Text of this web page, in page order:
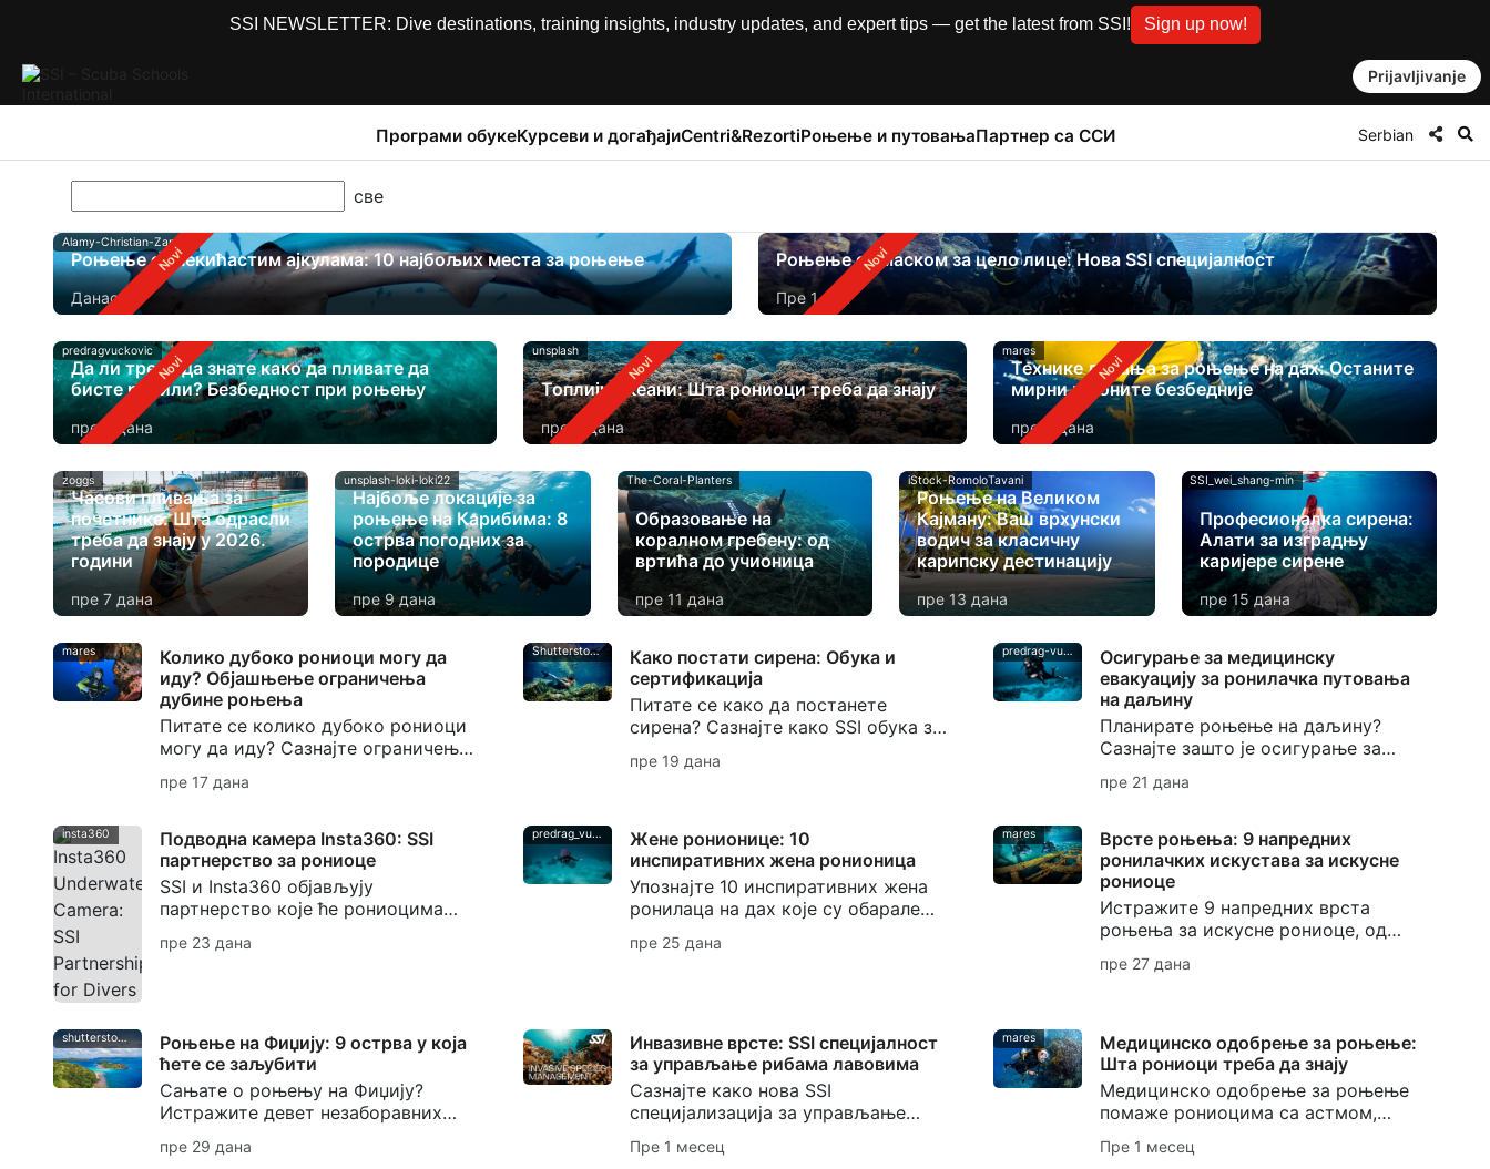
SSI NEWSLETTER: Dive destinations, training insights, industry updates, and expert tips — get the latest from SSI! Sign up now!
Prijavljivanje
Програми обукеКурсеви и догађајиCentri&RezortiРоњење и путовањаПартнер са ССИ Serbian
Alamy-Christian-Zappel
Роњење са чекићастим ајкулама: 10 најбољих места за роњење
Данас
Роњење са маском за цело лице: Нова SSI специјалност
Пре 1 дан
predragvuckovic
Да ли треба да знате како да пливате да
бисте ронили? Безбедност при роњењу
пре 2 дана
unsplash
Топлији океани: Шта рониоци треба да знају
пре 4 дана
mares
Технике дисања за роњење на дах: Останите
мирни и роните безбедније
пре 6 дана
zoggs
Часови пливања за
почетнике: Шта одрасли
треба да знају у 2026.
години
пре 7 дана
unsplash-loki-loki22
Најбоље локације за
роњење на Карибима: 8
острва погодних за
породице
пре 9 дана
The-Coral-Planters
Образовање на
коралном гребену: од
вртића до учионица
пре 11 дана
iStock-RomoloTavani
Роњење на Великом
Кајману: Ваш врхунски
водич за класичну
карипску дестинацију
пре 13 дана
SSI_wei_shang-min
Професионалка сирена:
Алати за изградњу
каријере сирене
пре 15 дана
mares
Колико дубоко рониоци могу да
иду? Објашњење ограничења
дубине роњења
Питате се колико дубоко рониоци
могу да иду? Сазнајте ограничења
рекреативног роњења, ограничења
почиње техничко роњење.
пре 17 дана
Shutterstock-Andrea_Izzotti
Како постати сирена: Обука и
сертификација
Питате се како да постанете
сирена? Сазнајте како SSI обука за
контролу дисања, безбедност и
пре 19 дана
predrag-vuckovic
Осигурање за медицинску
евакуацију за ронилачка путовања
на даљину
Планирате роњење на даљину?
Сазнајте зашто је осигурање за
рониоце, од декомпресионе
евакуацији.
пре 21 дана
insta360
Подводна камера Insta360: SSI
партнерство за рониоце
SSI и Insta360 објављују
партнерство које ће рониоцима
донети технологију подводних
камера Insta360, радионице,
пре 23 дана
predrag_vuckovic
Жене ронионице: 10
инспиративних жена ронионица
Упознајте 10 инспиративних жена
ронилаца на дах које су обарале
рекорде у роњењу на дах,
обликовале заштиту океана,
пре 25 дана
mares
Врсте роњења: 9 напредних
ронилачких искустава за искусне
рониоце
Истражите 9 напредних врста
роњења за искусне рониоце, од
дубинског роњења и роњења на
олупинама до роњења у пећинама,
ребризером и подводне
фотографије.
пре 27 дана
shutterstock-bell-davey-photography
Роњење на Фиџију: 9 острва у која
ћете се заљубити
Сањате о роњењу на Фиџију?
Истражите девет незаборавних
острва, од меких коралних вртова
на Тавеунију до светски познатог
пре 29 дана
Инвазивне врсте: SSI специјалност
за управљање рибама лавовима
Сазнајте како нова SSI
специјализација за управљање
инвазивним врстама помаже
рониоцима да разумеју инвазивне
Пре 1 месец
mares
Медицинско одобрење за роњење:
Шта рониоци треба да знају
Медицинско одобрење за роњење
помаже рониоцима са астмом,
дијабетесом, високим крвним
притиском или другим постојећим
Пре 1 месец